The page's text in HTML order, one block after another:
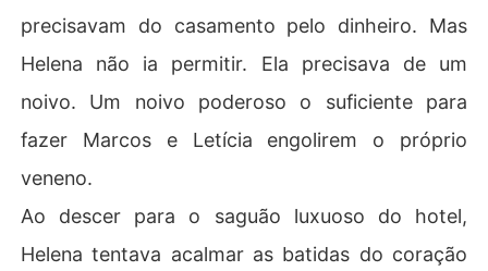
precisavam do casamento pelo dinheiro. Mas
Helena não ia permitir. Ela precisava de um
noivo. Um noivo poderoso o suficiente para
fazer Marcos e Letícia engolirem o próprio
veneno.
​Ao descer para o saguão luxuoso do hotel,
Helena tentava acalmar as batidas do coração